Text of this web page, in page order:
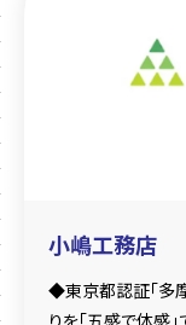
小嶋工務店
◆東京都認証「多
りを「五感で体感